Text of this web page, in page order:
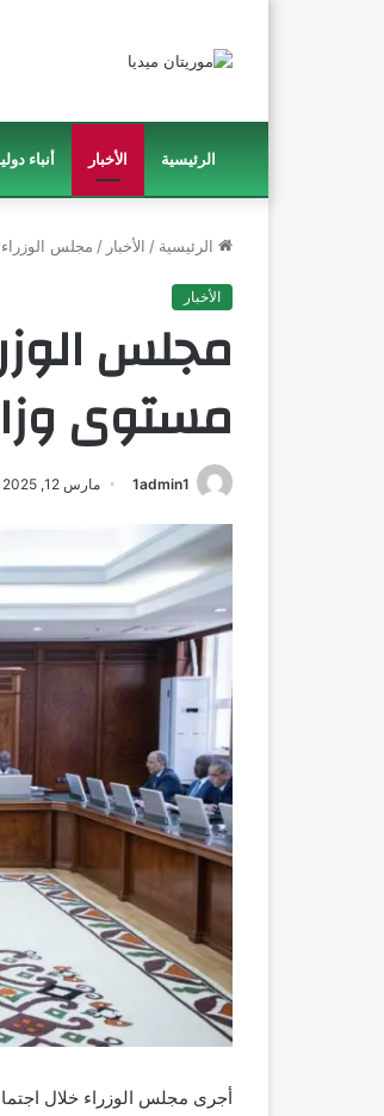
الرئيسية الأخبار أنباء
الرئيسية / الأخبار / مجلس
الأخبار
مجلس
مستوى
1admin1 مارس 12, 2025
أجرى مجلس الوزراء خلال